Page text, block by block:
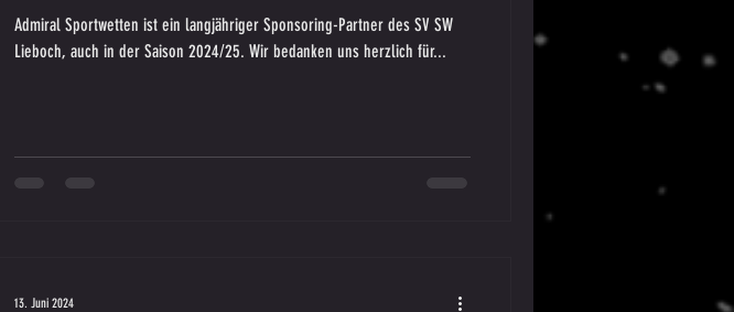
Admiral Sportwetten ist ein langjähriger Sponsoring-Partner des SV SW
Lieboch, auch in der Saison 2024/25. Wir bedanken uns herzlich für...
13. Juni 2024